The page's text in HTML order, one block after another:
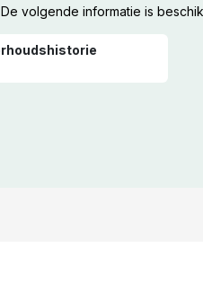
volgende informatie is